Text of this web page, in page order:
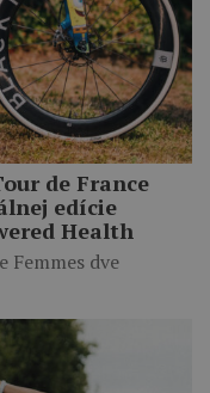
de France
edície
Health
Femmes dve